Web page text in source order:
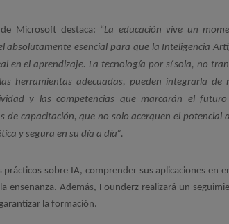
Microsoft destaca: “La educación vive un
esencial para que la Inteligencia
en el aprendizaje. La tecnología por sí sola, no
herramientas adecuadas, pueden integrarla de
y las competencias que marcarán el
capacitación, que no solo acerquen el potencial
y segura en su día a día”.
sobre IA, comprender sus aplicaciones en
enseñanza. Además, Founderz realizará un
la formación.